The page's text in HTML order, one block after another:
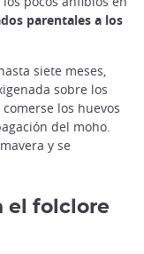
parentales a los
siete meses,
sobre los
los huevos
del moho.
y se
el folclore